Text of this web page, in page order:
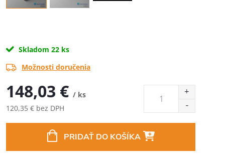
Skladom 22 ks
Možnosti doručenia
148,03 € / ks
120,35 € bez DPH
PRIDAŤ DO KOŠÍKA